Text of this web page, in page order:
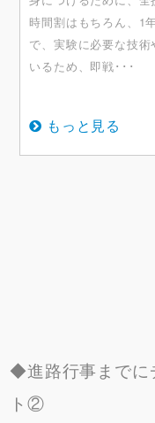
時間割はもちろん、1
で、実験に必要な技
いるため、即戦･･･
もっと見る
◆進路行事までに
ト②